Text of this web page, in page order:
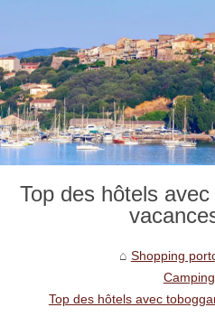
Top des hôtels
Shopping
Top des hôtels avec